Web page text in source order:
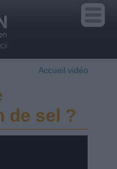
Accueil vidéo
de sel ?